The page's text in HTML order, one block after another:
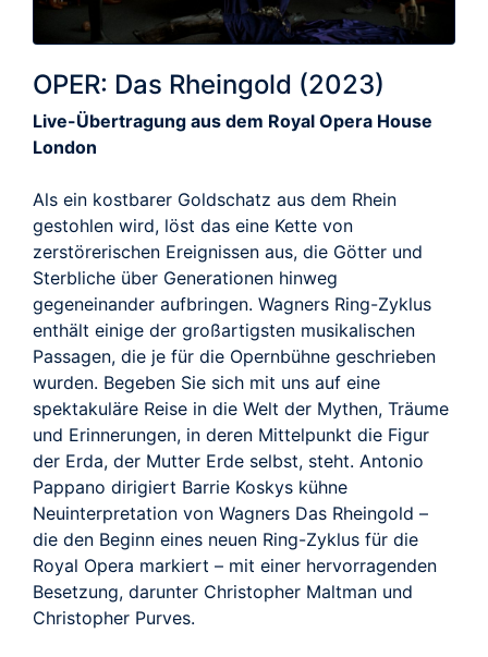
OPER: Das Rheingold (2023)
Live-Übertragung aus dem Royal Opera House
London
Als ein kostbarer Goldschatz aus dem Rhein
gestohlen wird, löst das eine Kette von
zerstörerischen Ereignissen aus, die Götter und
Sterbliche über Generationen hinweg
gegeneinander aufbringen. Wagners Ring-Zyklus
enthält einige der großartigsten musikalischen
Passagen, die je für die Opernbühne geschrieben
wurden. Begeben Sie sich mit uns auf eine
spektakuläre Reise in die Welt der Mythen, Träume
und Erinnerungen, in deren Mittelpunkt die Figur
der Erda, der Mutter Erde selbst, steht. Antonio
Pappano dirigiert Barrie Koskys kühne
Neuinterpretation von Wagners Das Rheingold –
die den Beginn eines neuen Ring-Zyklus für die
Royal Opera markiert – mit einer hervorragenden
Besetzung, darunter Christopher Maltman und
Christopher Purves.